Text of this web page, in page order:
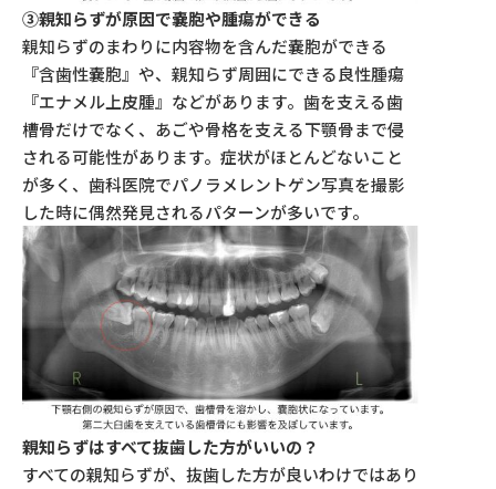
③親知らずが原因で嚢胞や腫瘍ができる
親知らずのまわりに内容物を含んだ嚢胞ができる
『含歯性嚢胞』や、親知らず周囲にできる良性腫瘍
『エナメル上皮腫』などがあります。歯を支える歯
槽骨だけでなく、あごや骨格を支える下顎骨まで侵
される可能性があります。症状がほとんどないこと
が多く、歯科医院でパノラメレントゲン写真を撮影
した時に偶然発見されるパターンが多いです。
親知らずはすべて抜歯した方がいいの？
すべての親知らずが、抜歯した方が良いわけではあり